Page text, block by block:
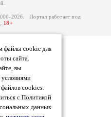
файлы cookie для
сайта.
вы
условиями
файлов cookies.
с Политикой
данных
2026. Портал работает под
. 18+